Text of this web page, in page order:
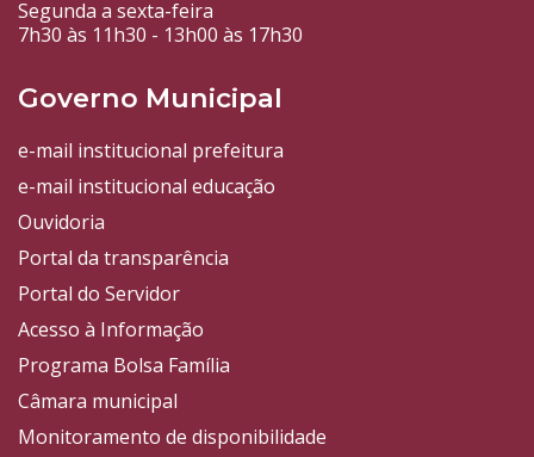
Segunda a sexta-feira
7h30 às 11h30 - 13h00 às 17h30
Governo Municipal
e-mail institucional prefeitura
e-mail institucional educação
Ouvidoria
Portal da transparência
Portal do Servidor
Acesso à Informação
Programa Bolsa Família
Câmara municipal
Monitoramento de disponibilidade